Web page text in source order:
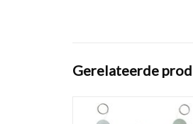
Gerelateerde
Deze slinger is maar liefst
gemaakt van